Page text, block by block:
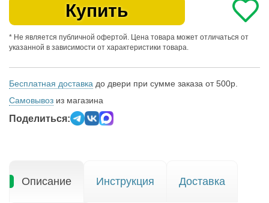
Купить
* Не является публичной офертой. Цена товара может отличаться от
указанной в зависимости от характеристики товара.
Бесплатная доставка до двери при сумме заказа от 500р.
Самовывоз из магазина
Поделиться:
Описание Инструкция Доставка